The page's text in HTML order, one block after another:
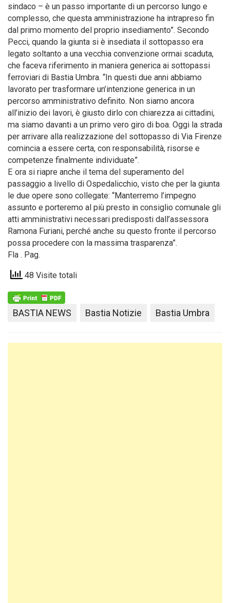
sindaco – è un passo importante di un percorso lungo e
complesso, che questa amministrazione ha intrapreso fin
dal primo momento del proprio insediamento”. Secondo
Pecci, quando la giunta si è insediata il sottopasso era
legato soltanto a una vecchia convenzione ormai scaduta,
che faceva riferimento in maniera generica ai sottopassi
ferroviari di Bastia Umbra. “In questi due anni abbiamo
lavorato per trasformare un’intenzione generica in un
percorso amministrativo definito. Non siamo ancora
all’inizio dei lavori, è giusto dirlo con chiarezza ai cittadini,
ma siamo davanti a un primo vero giro di boa. Oggi la strada
per arrivare alla realizzazione del sottopasso di Via Firenze
comincia a essere certa, con responsabilità, risorse e
competenze finalmente individuate”.
E ora si riapre anche il tema del superamento del
passaggio a livello di Ospedalicchio, visto che per la giunta
le due opere sono collegate: “Manterremo l’impegno
assunto e porteremo al più presto in consiglio comunale gli
atti amministrativi necessari predisposti dall’assessora
Ramona Furiani, perché anche su questo fronte il percorso
possa procedere con la massima trasparenza”.
Fla . Pag.
48 Visite totali
BASTIA NEWS Bastia Notizie Bastia Umbra